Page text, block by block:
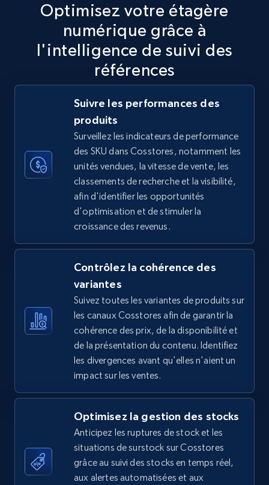
TikTok Shop
URL, Title, Available, Description, Currency, Initial
price, Final price, Discount percent, and more.
667+ Commencer
TikTok Shop - category
URL, Title, Available, Description, Currency, Initial
price, Final price, Discount percent, and more.
667+ Commencer
TikTok Shop - Collect TikTok shop products
by keywords search
URL, Title, Available, Description, Currency, Initial
price, Final price, Discount percent, and more.
TikTok Shop - discover records by shop url
URL, Title, Available, Description, Currency, Initial
price, Final price, Discount percent, and more.
Optimisez votre étagère
numérique grâce à
l'intelligence de suivi des
références
Suivre les performances des
produits
Surveillez les indicateurs de performance
des SKU dans Cosstores, notamment les
unités vendues, la vitesse de vente, les
classements de recherche et la visibilité,
afin d'identifier les opportunités
d'optimisation et de stimuler la
croissance des revenus.
Contrôlez la cohérence des
variantes
Suivez toutes les variantes de produits sur
les canaux Cosstores afin de garantir la
cohérence des prix, de la disponibilité et
de la présentation du contenu. Identifiez
les divergences avant qu'elles n'aient un
impact sur les ventes.
Optimisez la gestion des stocks
Anticipez les ruptures de stock et les
situations de surstock sur Cosstores
grâce au suivi des stocks en temps réel,
aux alertes automatisées et aux